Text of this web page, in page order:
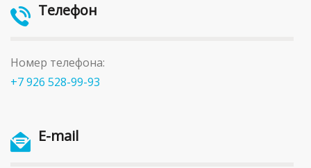
Телефон
Номер телефона:
+7 926 528-99-93
E-mail